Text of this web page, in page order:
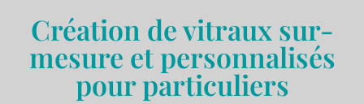
Création de vitraux sur-
mesure et personnalisés
pour particuliers